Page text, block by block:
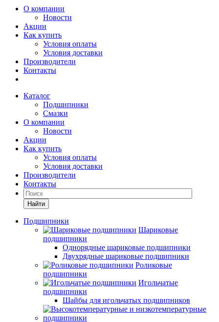
О компании
Новости
Акции
Как купить
Условия оплаты
Условия доставки
Производители
Контакты
Каталог
Подшипники
Смазки
О компании
Новости
Акции
Как купить
Условия оплаты
Условия доставки
Производители
Контакты
Найти
Подшипники
Шариковые
подшипники
Однорядные шариковые подшипники
Двухрядные шариковые подшипники
Роликовые
подшипники
Игольчатые
подшипники
Шайбы для игольчатых подшипников